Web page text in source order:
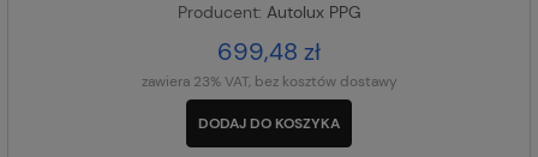
Producent: Autolux PPG
699,48 zł
zawiera 23% VAT, bez kosztów dostawy
DODAJ DO KOSZYKA